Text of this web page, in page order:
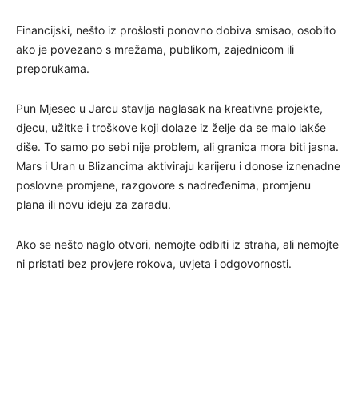
Financijski, nešto iz prošlosti ponovno dobiva smisao, osobito
ako je povezano s mrežama, publikom, zajednicom ili
preporukama.
Pun Mjesec u Jarcu stavlja naglasak na kreativne projekte,
djecu, užitke i troškove koji dolaze iz želje da se malo lakše
diše. To samo po sebi nije problem, ali granica mora biti jasna.
Mars i Uran u Blizancima aktiviraju karijeru i donose iznenadne
poslovne promjene, razgovore s nadređenima, promjenu
plana ili novu ideju za zaradu.
Ako se nešto naglo otvori, nemojte odbiti iz straha, ali nemojte
ni pristati bez provjere rokova, uvjeta i odgovornosti.